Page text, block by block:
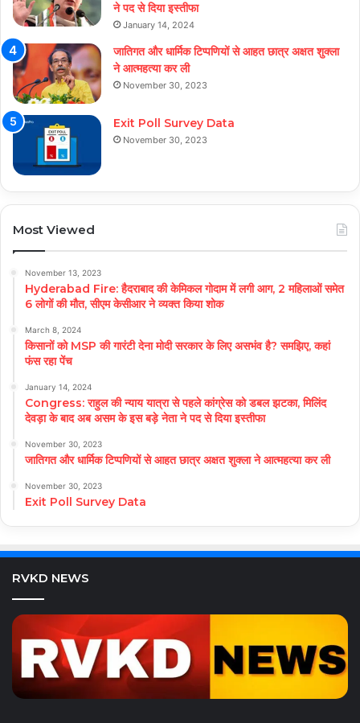
ने पद से दिया इस्तीफा
January 14, 2024
जातिगत और धार्मिक टिप्पणियों से आहत छात्र अक्षत शुक्ला
ने आत्महत्या कर ली
November 30, 2023
Exit Poll Survey Data
November 30, 2023
Most Viewed
November 13, 2023
Hyderabad Fire: हैदराबाद की केमिकल गोदाम में लगी आग, 2 महिलाओं समेत
6 लोगों की मौत, सीएम केसीआर ने व्यक्त किया शोक
March 8, 2024
किसानों को MSP की गारंटी देना मोदी सरकार के लिए असभंव है? समझिए, कहां
फंस रहा पेंच
January 14, 2024
Congress: राहुल की न्याय यात्रा से पहले कांग्रेस को डबल झटका, मिलिंद
देवड़ा के बाद अब असम के इस बड़े नेता ने पद से दिया इस्तीफा
November 30, 2023
जातिगत और धार्मिक टिप्पणियों से आहत छात्र अक्षत शुक्ला ने आत्महत्या कर ली
November 30, 2023
Exit Poll Survey Data
RVKD NEWS